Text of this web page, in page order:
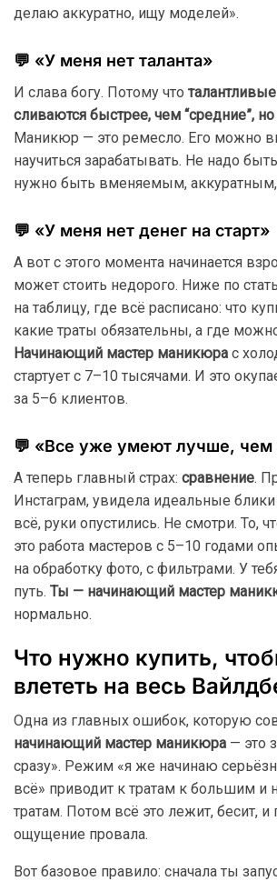
делаю аккуратно, ищу моделей».
💬 «У меня нет таланта»
И слава богу. Потому что
сливаются быстрее, чем “средние”,
Маникюр — это ремесло. Его можно
научиться зарабатывать. Не надо
нужно быть вменяемым, аккуратным,
💬 «У меня нет денег на старт»
А вот с этого момента начинается
может стоить недорого. Ниже по
на таблицу, где всё расписано: что
какие траты обязательны, а где
Начинающий мастер маникюра с
стартует с 7–10 тысячами. И это
за 5–6 клиентов.
💬 «Все уже умеют лучше, чем
А теперь главный страх: сравнение.
Инстаграм, увидела идеальные
всё, руки опустились. Не смотри. То,
это работа мастеров с 5–10 годами
на обработку фото, с фильтрами. У
путь. Ты — начинающий мастер
нормально.
Что нужно купить,
влететь на весь
Одна из главных ошибок, которую
начинающий мастер маникюра — это
сразу». Режим «я же начинаю
всё» приводит к тратам к большим и
тратам. Потом всё это лежит, бесит, и
ощущение провала.
Вот базовое правило: сначала ты